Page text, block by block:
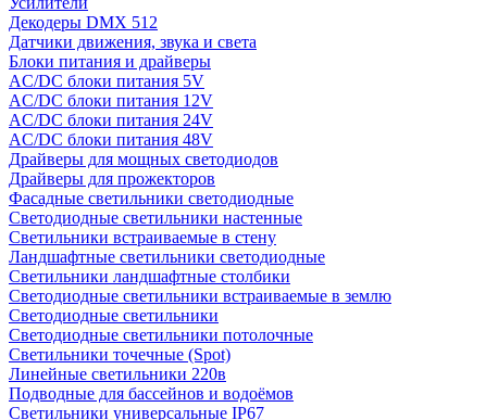
Декодеры DMX 512
Датчики движения, звука и света
Блоки питания и драйверы
AC/DC блоки питания 5V
AC/DC блоки питания 12V
AC/DC блоки питания 24V
AC/DC блоки питания 48V
Драйверы для мощных светодиодов
Драйверы для прожекторов
Фасадные светильники светодиодные
Светодиодные светильники настенные
Светильники встраиваемые в стену
Ландшафтные светильники светодиодные
Светильники ландшафтные столбики
Светодиодные светильники встраиваемые в землю
Светодиодные светильники
Светодиодные светильники потолочные
Светильники точечные (Spot)
Линейные светильники 220в
Подводные для бассейнов и водоёмов
Светильники универсальные IP67